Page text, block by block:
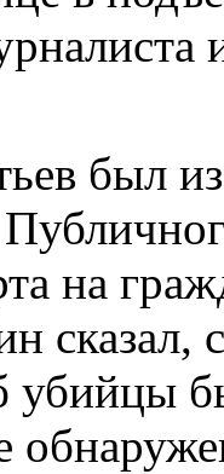
был
на
сказал,
убийцы